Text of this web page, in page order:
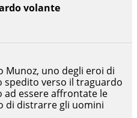
Munoz, uno degli eroi di
spedito verso il traguardo
essere affrontate le
di distrarre gli uomini
volante